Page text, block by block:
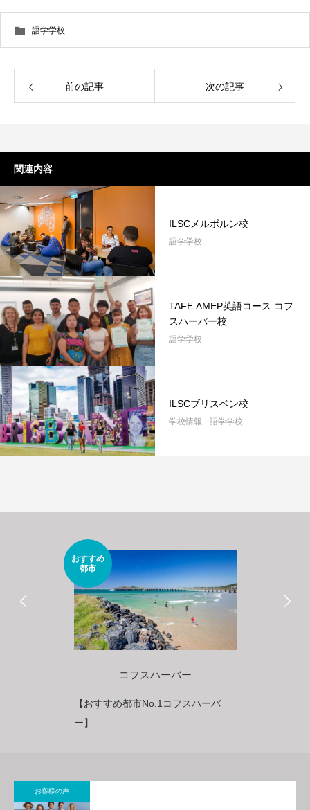
語学学校
前の記事 次の記事
関連内容
ILSCメルボルン校
語学学校
TAFE AMEP英語コース コフ
スハーバー校
語学学校
ILSCブリスベン校
学校情報 語学学校
おすすめ
都市
コフスハーバー
【おすすめ都市No.1コフスハーバ
ー】
お客様の声